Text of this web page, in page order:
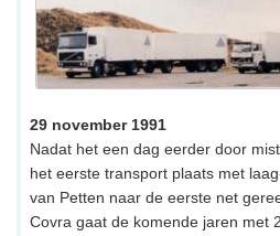
29 november 1991
Nadat het een dag eerder door
het eerste transport plaats met
van Petten naar de eerste net
Covra gaat de komende jaren met